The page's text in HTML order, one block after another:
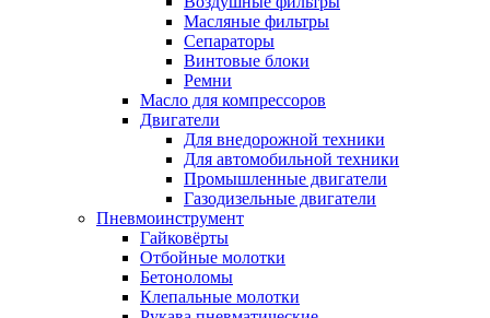
Масляные фильтры
Сепараторы
Винтовые блоки
Ремни
Масло для компрессоров
Двигатели
Для внедорожной техники
Для автомобильной техники
Промышленные двигатели
Газодизельные двигатели
Пневмоинструмент
Гайковёрты
Отбойные молотки
Бетоноломы
Клепальные молотки